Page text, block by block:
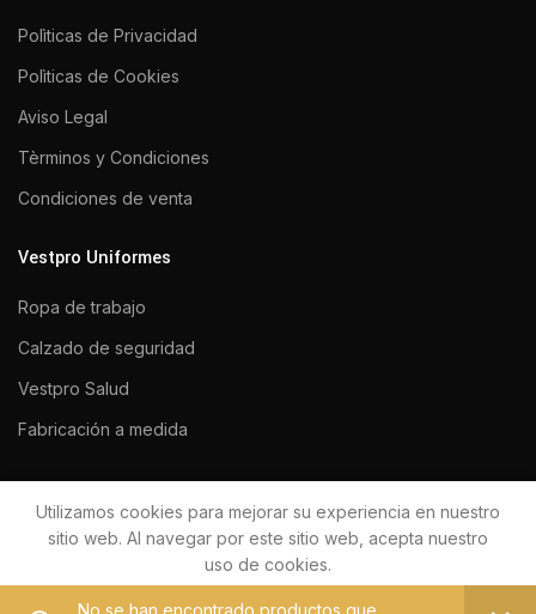
No se han encontrado productos que
Polìticas de Privacidad
Polìticas de Cookies
Aviso Legal
Tèrminos y Condiciones
Condiciones de venta
Vestpro Uniformes
Ropa de trabajo
Calzado de seguridad
Vestpro Salud
Fabricación a medida
VESTPRO UNIFORMES 2020Todos los derechos reservados.
Utilizamos cookies para mejorar su experiencia en nuestro
sitio web. Al navegar por este sitio web, acepta nuestro
uso de cookies.